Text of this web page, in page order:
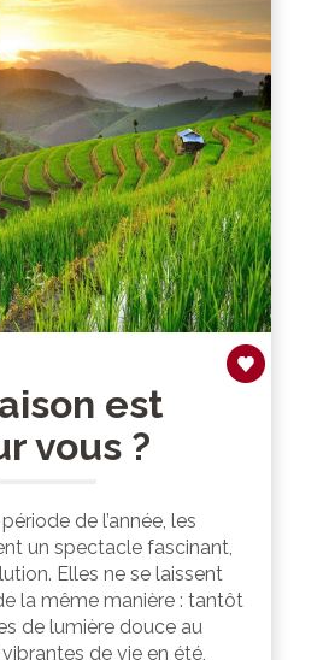
est
vous ?
de l’année, les
un spectacle fascinant,
Elles ne se laissent
la même manière : tantôt
de lumière douce au
de vie en été,